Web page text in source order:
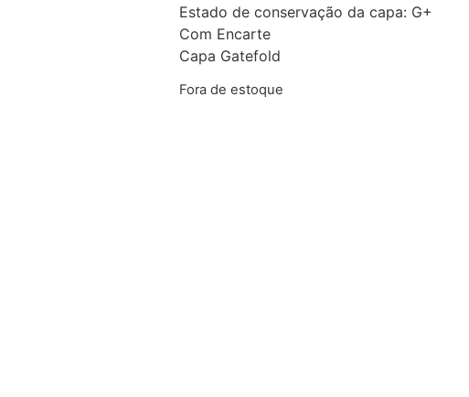
Estado de conservação da capa: G+
Com Encarte
Capa Gatefold
Fora de estoque